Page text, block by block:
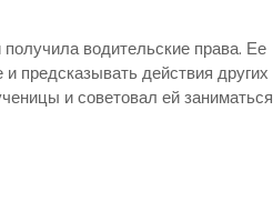
водительские права. Ее
предсказывать действия других
и советовал ей заниматься